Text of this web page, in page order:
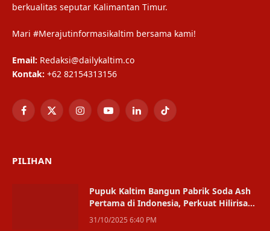
berkualitas seputar Kalimantan Timur.
Mari #Merajutinformasikaltim bersama kami!
Email: Redaksi@dailykaltim.co
Kontak: +62 82154313156
Facebook
X
InstagramYouTubeLinkedInTikTok
PILIHAN
Pupuk Kaltim Bangun Pabrik Soda Ash
Pertama di Indonesia, Perkuat Hilirisasi
Industri
31/10/2025 6:40 PM